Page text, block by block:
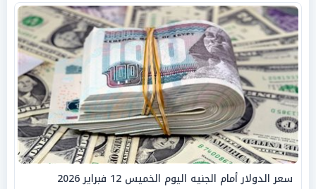
سعر الدولار أمام الجنيه اليوم الخميس 12 فبراير 2026